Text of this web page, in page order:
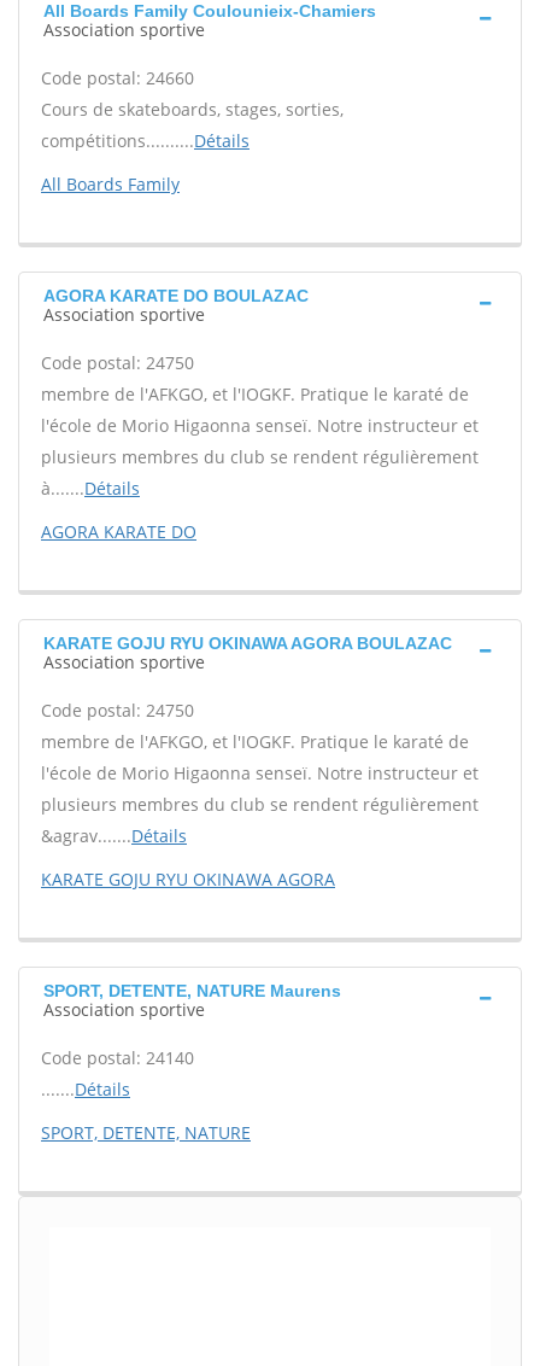
All Boards Family Coulounieix-Chamiers
Association sportive
Code postal: 24660
Cours de skateboards, stages, sorties,
compétitions..........Détails
All Boards Family
AGORA KARATE DO BOULAZAC
Association sportive
Code postal: 24750
membre de l'AFKGO, et l'IOGKF. Pratique le karaté de
l'école de Morio Higaonna senseï. Notre instructeur et
plusieurs membres du club se rendent régulièrement
à.......Détails
AGORA KARATE DO
KARATE GOJU RYU OKINAWA AGORA BOULAZAC
Association sportive
Code postal: 24750
membre de l'AFKGO, et l'IOGKF. Pratique le karaté de
l'école de Morio Higaonna senseï. Notre instructeur et
plusieurs membres du club se rendent régulièrement
&agrav.......Détails
KARATE GOJU RYU OKINAWA AGORA
SPORT, DETENTE, NATURE Maurens
Association sportive
Code postal: 24140
.......Détails
SPORT, DETENTE, NATURE